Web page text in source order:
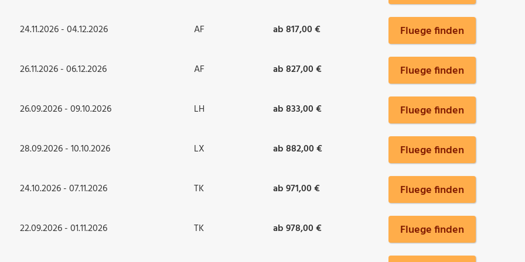
24.11.2026 - 04.12.2026 AF ab 817,00 € Fluege finden
26.11.2026 - 06.12.2026 AF ab 827,00 € Fluege finden
26.09.2026 - 09.10.2026 LH ab 833,00 € Fluege finden
28.09.2026 - 10.10.2026 LX ab 882,00 € Fluege finden
24.10.2026 - 07.11.2026 TK ab 971,00 € Fluege finden
22.09.2026 - 01.11.2026 TK ab 978,00 € Fluege finden